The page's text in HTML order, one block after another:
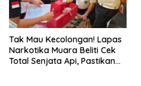
Tak Mau Kecolongan! Lapas
Narkotika Muara Beliti Cek
Total Senjata Api, Pastikan